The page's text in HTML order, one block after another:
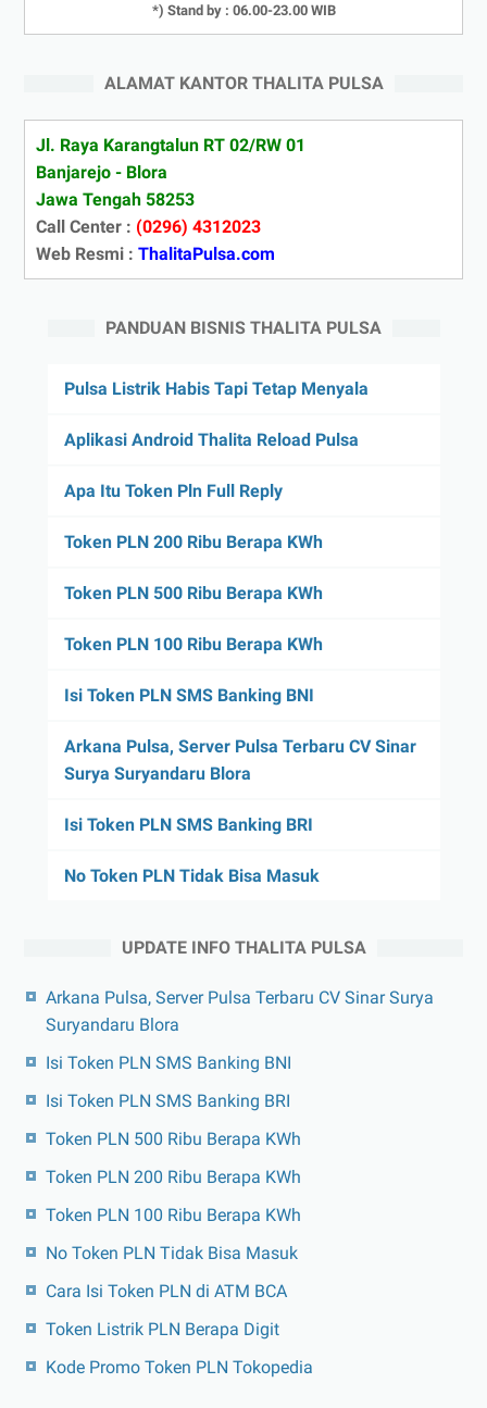
*) Stand by : 06.00-23.00 WIB
ALAMAT KANTOR THALITA PULSA
Jl. Raya Karangtalun RT 02/RW 01
Banjarejo - Blora
Jawa Tengah 58253
Call Center : (0296) 4312023
Web Resmi : ThalitaPulsa.com
PANDUAN BISNIS THALITA PULSA
Pulsa Listrik Habis Tapi Tetap Menyala
Aplikasi Android Thalita Reload Pulsa
Apa Itu Token Pln Full Reply
Token PLN 200 Ribu Berapa KWh
Token PLN 500 Ribu Berapa KWh
Token PLN 100 Ribu Berapa KWh
Isi Token PLN SMS Banking BNI
Arkana Pulsa, Server Pulsa Terbaru CV Sinar
Surya Suryandaru Blora
Isi Token PLN SMS Banking BRI
No Token PLN Tidak Bisa Masuk
UPDATE INFO THALITA PULSA
Arkana Pulsa, Server Pulsa Terbaru CV Sinar Surya
Suryandaru Blora
Isi Token PLN SMS Banking BNI
Isi Token PLN SMS Banking BRI
Token PLN 500 Ribu Berapa KWh
Token PLN 200 Ribu Berapa KWh
Token PLN 100 Ribu Berapa KWh
No Token PLN Tidak Bisa Masuk
Cara Isi Token PLN di ATM BCA
Token Listrik PLN Berapa Digit
Kode Promo Token PLN Tokopedia